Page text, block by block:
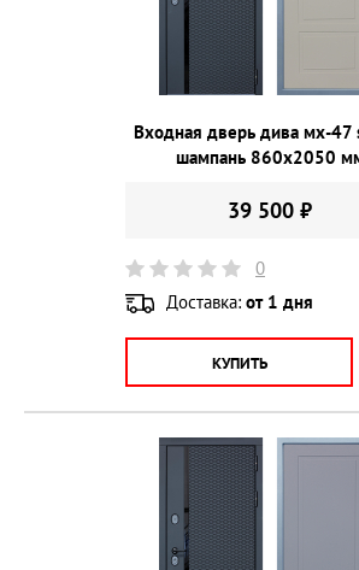
Входная дверь дива мх-47
шампань 860х2050
39 500 ₽
0
Доставка: от 1 дня
КУПИТЬ